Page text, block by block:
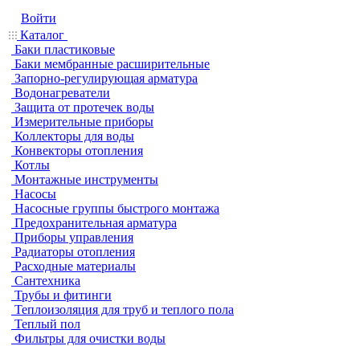
Войти
Каталог
Баки пластиковые
Баки мембранные расширительные
Запорно-регулирующая арматура
Водонагреватели
Защита от протечек воды
Измерительные приборы
Коллекторы для воды
Конвекторы отопления
Котлы
Монтажные инструменты
Насосы
Насосные группы быстрого монтажа
Предохранительная арматура
Приборы управления
Радиаторы отопления
Расходные материалы
Сантехника
Трубы и фитинги
Теплоизоляция для труб и теплого пола
Теплый пол
Фильтры для очистки воды